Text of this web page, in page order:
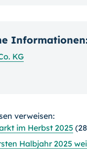
KG
verweisen:
im Herbst 2025
Halbjahr 2025